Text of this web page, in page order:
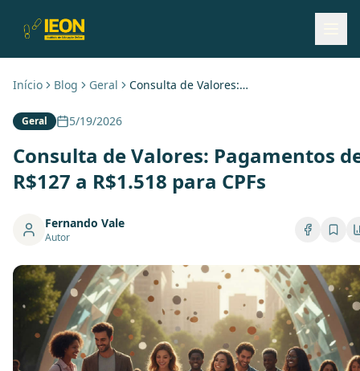
Início Blog Geral Consulta de Valores: Pagamentos de R$127 a R$1.518 para CPFs
Geral 5/19/2026
Consulta de Valores: Pagamentos
R$127 a R$1.518 para CPFs
Fernando Vale
Autor